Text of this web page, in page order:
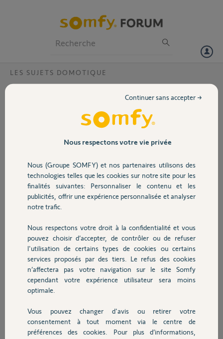
Volet
Sécurité
Domotique
Chauffage
Autres produits
Devis avec un pro
LES SUJETS DOMOTIQUE
Désactivation box Connexxon
Bonjour,
J'ai acheté une box
Coin mais l'ancien
0808-6733-0522.
Merci par avance de votre aide.
Cordialement.
Pierre-Yves
il y a presque 2 ans
Participer au fil de discussion
Bonjour Pierre-Yves,
Nous respectons votre vie privée
Nous (Groupe SOMFY) et nos partenaires utilisons des
technologies telles que les cookies sur notre site pour les
finalités suivantes: Personnaliser le contenu et les
publicités, offrir une expérience personnalisée et analyser
notre trafic.
Nous respectons votre droit à la confidentialité et vous
pouvez choisir d’accepter, de contrôler ou de refuser
l'utilisation de certains types de cookies ou certains
services proposés par des tiers. Le refus des cookies
n’affectera pas votre navigation sur le site Somfy
cependant votre expérience utilisateur sera moins
optimale.
Vous pouvez changer d'avis ou retirer votre
consentement à tout moment via le centre de
préférences des cookies. Pour plus d’informations,
Continuer sans accepter →